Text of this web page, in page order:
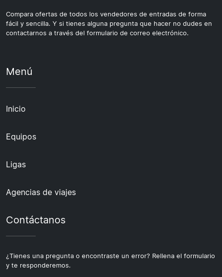
Compara ofertas de todos los vendedores de entradas de forma
fácil y sencilla. Y si tienes alguna pregunta que hacer no dudes en
contactarnos a través del formulario de correo electrónico.
Menú
Inicio
Equipos
Ligas
Agencias de viajes
Contáctanos
¿Tienes una pregunta o encontraste un error? Rellena el formulario
y te responderemos.